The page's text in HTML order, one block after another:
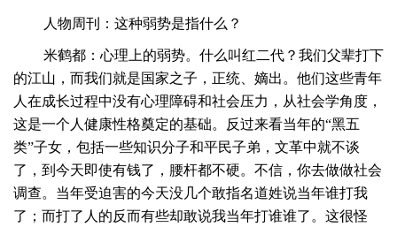
人物周刊：这种弱势是指什么？
米鹤都：心理上的弱势。什么叫红二代？我们父辈打下
的江山，而我们就是国家之子，正统、嫡出。他们这些青年
人在成长过程中没有心理障碍和社会压力，从社会学角度，
这是一个人健康性格奠定的基础。反过来看当年的“黑五
类”子女，包括一些知识分子和平民子弟，文革中就不谈
了，到今天即使有钱了，腰杆都不硬。不信，你去做做社会
调查。当年受迫害的今天没几个敢指名道姓说当年谁打我
了；而打了人的反而有些却敢说我当年打谁谁了。这很怪